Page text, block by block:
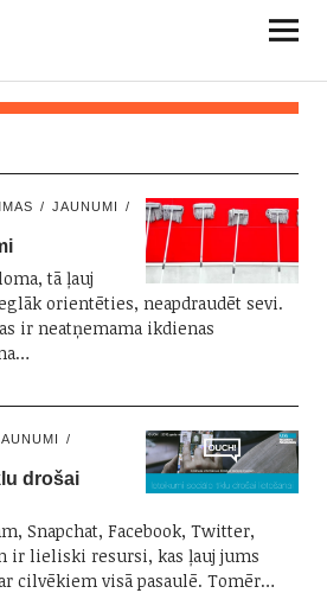
JAUNUMI
tā ļauj
orientēties, neapdraudēt sevi.
ir neatņemama ikdienas
drošai
Snapchat, Facebook, Twitter,
ir lieliski resursi, kas ļauj jums
cilvēkiem visā pasaulē. Tomēr…